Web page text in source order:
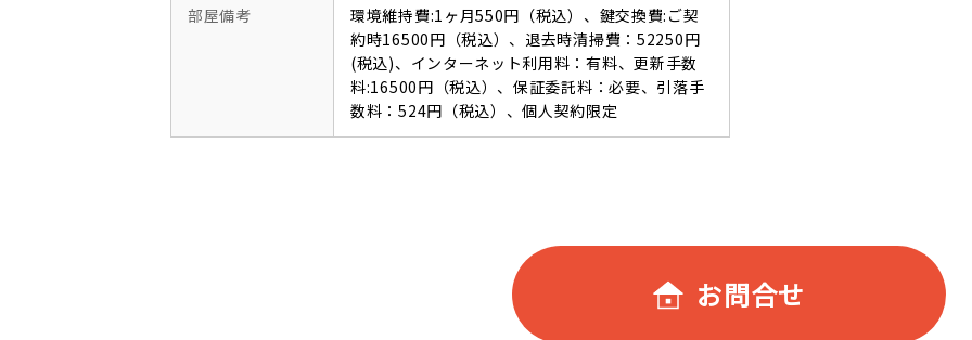
部屋備考
環境維持費:1ヶ月550円（税込）、鍵交換費:ご契
約時16500円（税込）、退去時清掃費：52250円
(税込)、インターネット利用料：有料、更新手数
料:16500円（税込）、保証委託料：必要、引落手
数料：524円（税込）、個人契約限定
お問合せ